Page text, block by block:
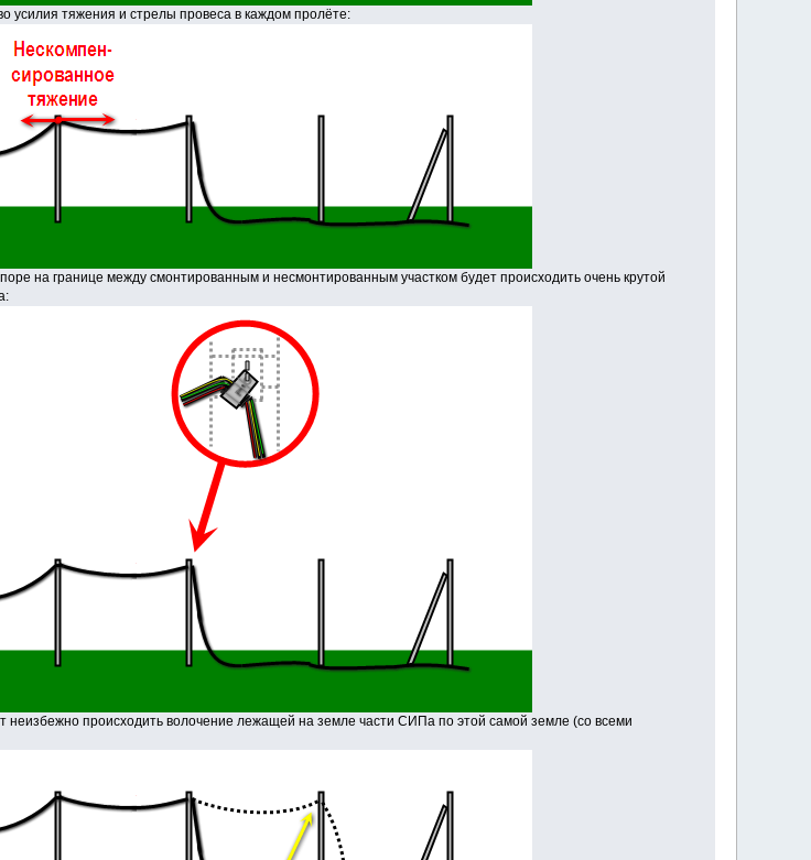
усилия тяжения и стрелы провеса в каждом пролёте:
на границе между смонтированным и несмонтированным участком будет происходить очень крутой
неизбежно происходить волочение лежащей на земле части СИПа по этой самой земле (со всеми